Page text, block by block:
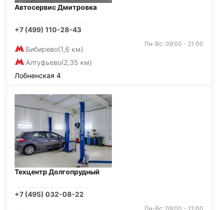
Автосервис Дмитровка
+7 (499) 110-28-43
Бибирево(1,6 км)
Алтуфьево(2,35 км)
Пн-Вс: 09:00 - 21:00
Лобненская 4
Техцентр Долгопрудный
+7 (495) 032-08-22
Пн-Вс: 09:00 - 21:00